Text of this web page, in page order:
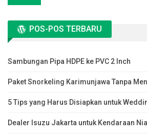
POS-POS TERBARU
Sambungan Pipa HDPE ke PVC 2 Inch
Paket Snorkeling Karimunjawa Tanpa
5 Tips yang Harus Disiapkan untuk
Dealer Isuzu Jakarta untuk Kendaraan